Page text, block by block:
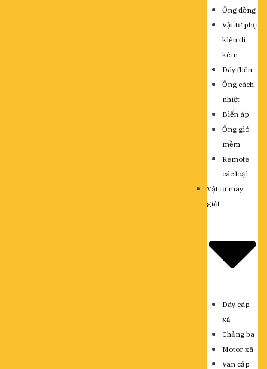
Ống đồng
Vật tư phụ
kiện đi
kèm
Dây điện
Ống cách
nhiệt
Biến áp
Ống gió
mềm
Remote
các loại
Vật tư máy
giặt
Dây cáp
xả
Chảng ba
Motor xã
Van cấp